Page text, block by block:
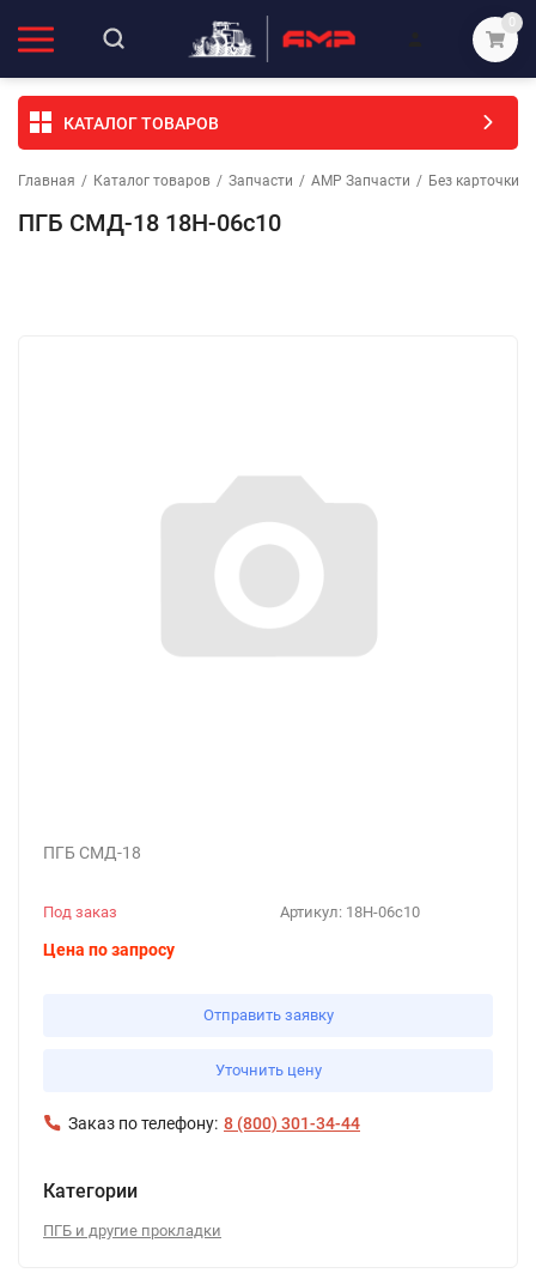
0
КАТАЛОГ ТОВАРОВ
Главная / Каталог товаров / Запчасти / АМР Запчасти / Без карточки
ПГБ СМД-18 18Н-06с10
ПГБ СМД-18
Артикул: 18Н-06с10
Под заказ
Цена по запросу
Отправить заявку
Уточнить цену
Заказ по телефону: 8 (800) 301-34-44
Категории
ПГБ и другие прокладки